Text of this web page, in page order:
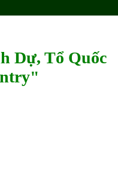
Dự, Tổ Quốc